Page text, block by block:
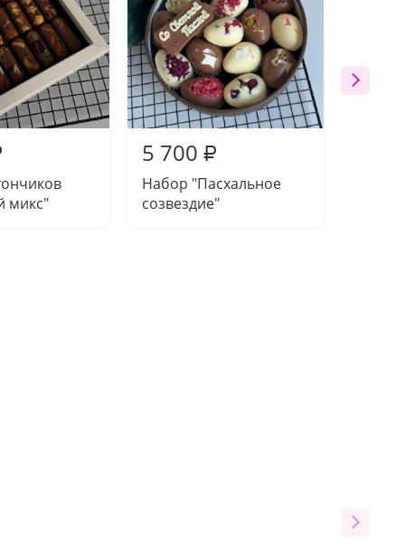
микс"
5 700 ₽
Набор "Пасхальное
созвездие"